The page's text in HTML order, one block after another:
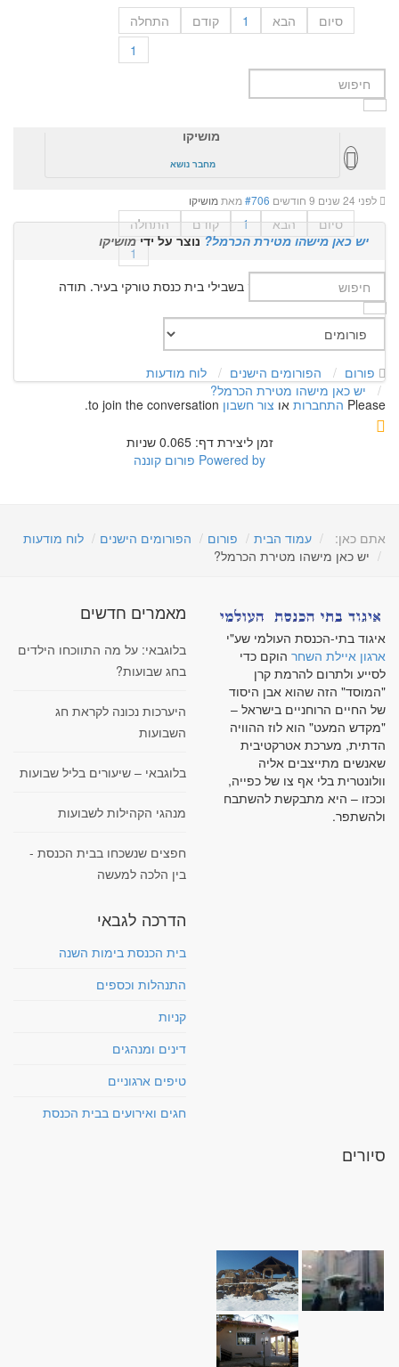
התחלה קודם 1 הבא
סיום
1
מושיקו
מחבר נושא
לפני 24 שנים 9 חודשים #706מאתמושיקו
יש כאן מישהו מטירת הכרמל? נוצר על ידי מושיקו
אני צריך מישהו שיבדוק בשבילי בית כנסת טורקי בעיר. תודה
Please התחברות או צור חשבון
התחלה קודם 1 הבא
סיום
1
פורום הפורומים הישנים
לוח מודעות
יש כאן מישהו מטירת הכרמל?
זמן ליצירת דף: 0.065 שניות
Powered by פורום קוננה
אתם כאן: עמוד הבית פורום הפורומים הישנים
לוח מודעות
יש כאן מישהו מטירת הכרמל?
איגוד בתי-הכנסת העולמי שע"י
ארגון איילת השחר הוקם כדי
לסייע ולתרום להרמת קרן
"המוסד" הזה שהוא אבן היסוד
של החיים הרוחניים בישראל –
"מקדש המעט" הוא לוז ההוויה
הדתית, מערכת אטרקטיבית
שאנשים מתייצבים אליה
וולונטרית בלי אף צו של כפייה,
וככזו – היא מתבקשת להשתבח
ולהשתפר.
מאמרים חדשים
בלוגבאי: על מה התווכחו הילדים
בחג שבועות?
היערכות נכונה לקראת חג
השבועות
בלוגבאי – שיעורים בליל שבועות
מנהגי הקהילות לשבועות
חפצים שנשכחו בבית הכנסת -
בין הלכה למעשה
הדרכה לגבאי
בית הכנסת בימות השנה
התנהלות וכספים
קניות
דינים ומנהגים
טיפים ארגוניים
חגים ואירועים בבית הכנסת
סיורים